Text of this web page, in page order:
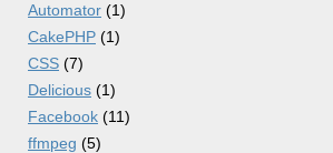
Automator (1)
CakePHP (1)
CSS (7)
Delicious (1)
Facebook (11)
ffmpeg (5)